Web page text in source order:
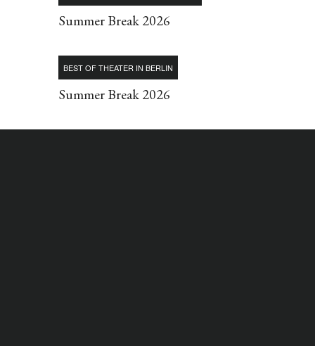
Summer Break 2026
BEST OF THEATER IN BERLIN
Summer Break 2026